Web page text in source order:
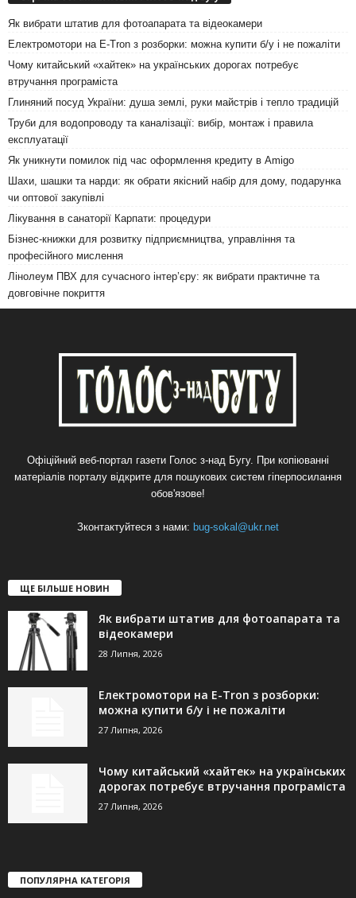
Як вибрати штатив для фотоапарата та відеокамери
Електромотори на E-Tron з розборки: можна купити б/у і не пожаліти
Чому китайський «хайтек» на українських дорогах потребує
втручання програміста
Глиняний посуд України: душа землі, руки майстрів і тепло традицій
Труби для водопроводу та каналізації: вибір, монтаж і правила
експлуатації
Як уникнути помилок під час оформлення кредиту в Amigo
Шахи, шашки та нарди: як обрати якісний набір для дому, подарунка
чи оптової закупівлі
Лікування в санаторії Карпати: процедури
Бізнес-книжки для розвитку підприємництва, управління та
професійного мислення
Лінолеум ПВХ для сучасного інтер’єру: як вибрати практичне та
довговічне покриття
Офіційний веб-портал газети Голос з-над Бугу. При копіюванні
матеріалів порталу відкрите для пошукових систем гіперпосилання
обов'язове!
Зконтактуйтеся з нами: bug-sokal@ukr.net
ЩЕ БІЛЬШЕ НОВИН
Як вибрати штатив для фотоапарата та
відеокамери
28 Липня, 2026
Електромотори на E-Tron з розборки:
можна купити б/у і не пожаліти
27 Липня, 2026
Чому китайський «хайтек» на українських
дорогах потребує втручання програміста
27 Липня, 2026
ПОПУЛЯРНА КАТЕГОРІЯ